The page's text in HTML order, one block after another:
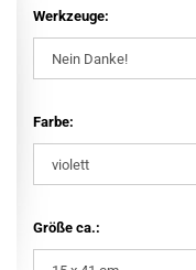
Werkzeuge:
Farbe:
Größe ca.: